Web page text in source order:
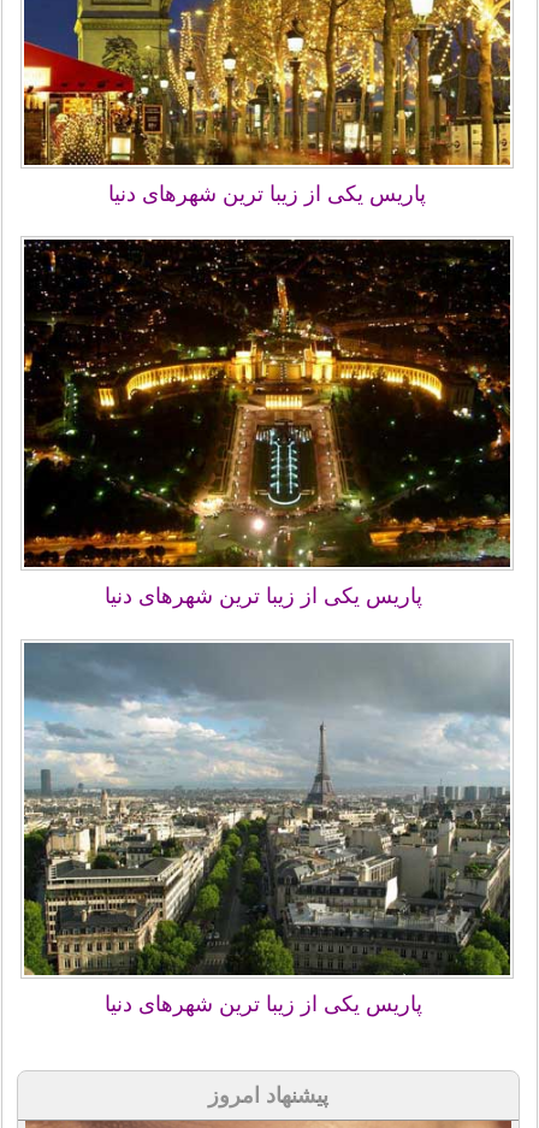
پاریس یکی از زیبا ترین شهرهای دنیا
پاریس یکی از زیبا ترین شهرهای دنیا
پاریس یکی از زیبا ترین شهرهای دنیا
پیشنهاد امروز